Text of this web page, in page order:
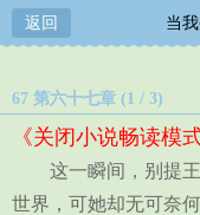
返回 当
67 第六十七章 (1 / 3)
《关闭小说畅读模
这一瞬间，别提王
世界，可她却无可奈